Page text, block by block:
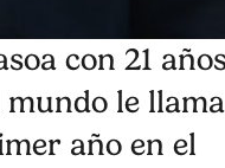
con 21
le llama
año en el